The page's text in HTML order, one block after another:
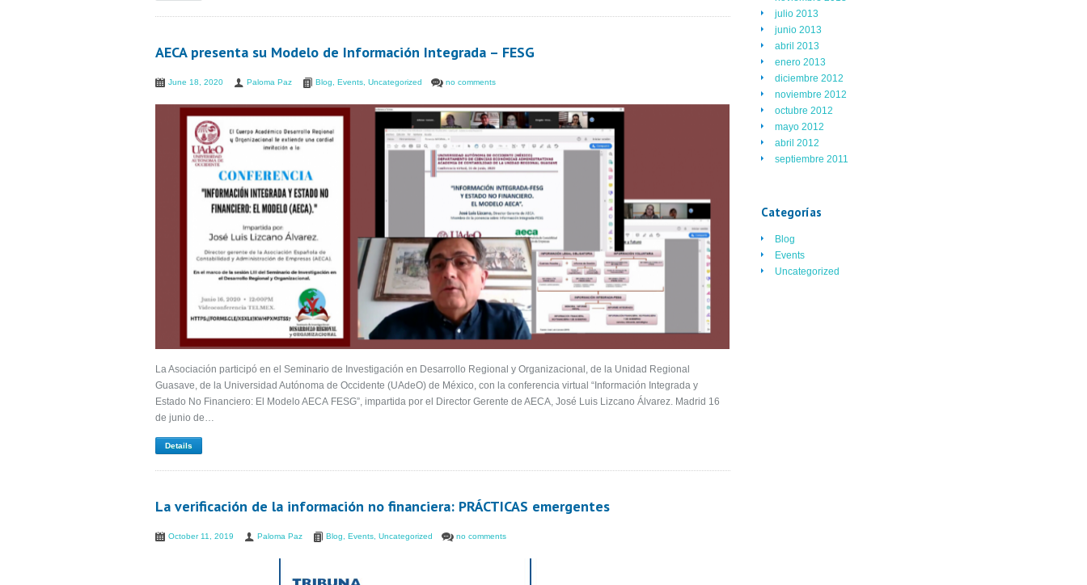
AECA presenta su Modelo de Información Integrada – FESG
June 18, 2020 Paloma Paz Blog Events Uncategorized no comments
La Asociación participó en el Seminario de Investigación en Desarrollo Regional y Organizacional, de la Unidad Regional
Guasave, de la Universidad Autónoma de Occidente (UAdeO) de México, con la conferencia virtual “Información Integrada y
Estado No Financiero: El Modelo AECA FESG”, impartida por el Director Gerente de AECA, José Luis Lizcano Álvarez. Madrid 16
de junio de…
Details
La verificación de la información no financiera: PRÁCTICAS emergentes
October 11, 2019 Paloma Paz Blog Events Uncategorized no comments
julio 2013
junio 2013
abril 2013
enero 2013
diciembre 2012
noviembre 2012
octubre 2012
mayo 2012
abril 2012
septiembre 2011
Categorías
Blog
Events
Uncategorized